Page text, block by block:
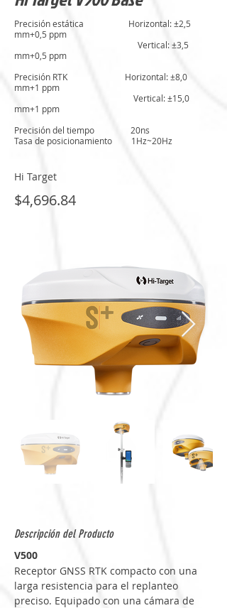
Precisión estática Horizontal: ±2,5
mm+0,5 ppm
Vertical: ±3,5
mm+0,5 ppm
Precisión RTK Horizontal: ±8,0
mm+1 ppm
Vertical: ±15,0
mm+1 ppm
Precisión del tiempo 20ns
Tasa de posicionamiento 1Hz~20Hz
Hi Target
$4,696.84
Descripción del Producto
V500
Receptor GNSS RTK compacto con una
larga resistencia para el replanteo
preciso. Equipado con una cámara de